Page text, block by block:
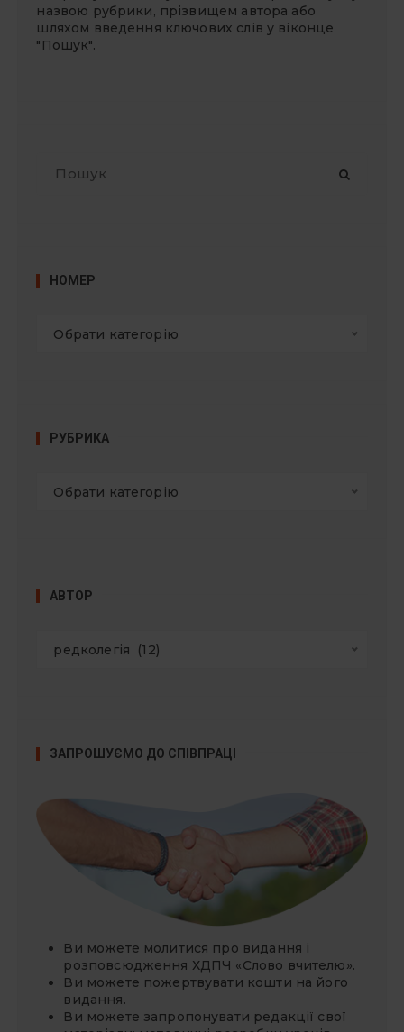
назвою рубрики, прізвищем автора або
шляхом введення ключових слів у віконце
"Пошук".
НОМЕР
Обрати категорію
РУБРИКА
Обрати категорію
АВТОР
редколегія  (12)
ЗАПРОШУЄМО ДО СПІВПРАЦІ
Ви можете молитися про видання і
розповсюдження ХДПЧ «Слово вчителю».
Ви можете пожертвувати кошти на його
видання.
Ви можете запропонувати редакції свої